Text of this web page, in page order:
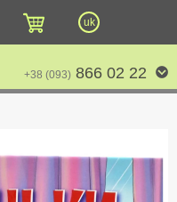
uk
+38 (093) 866 02 22